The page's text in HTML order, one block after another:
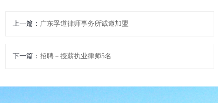
上一篇： 广东孚道律师事务所诚邀加盟
下一篇： 招聘－授薪执业律师5名